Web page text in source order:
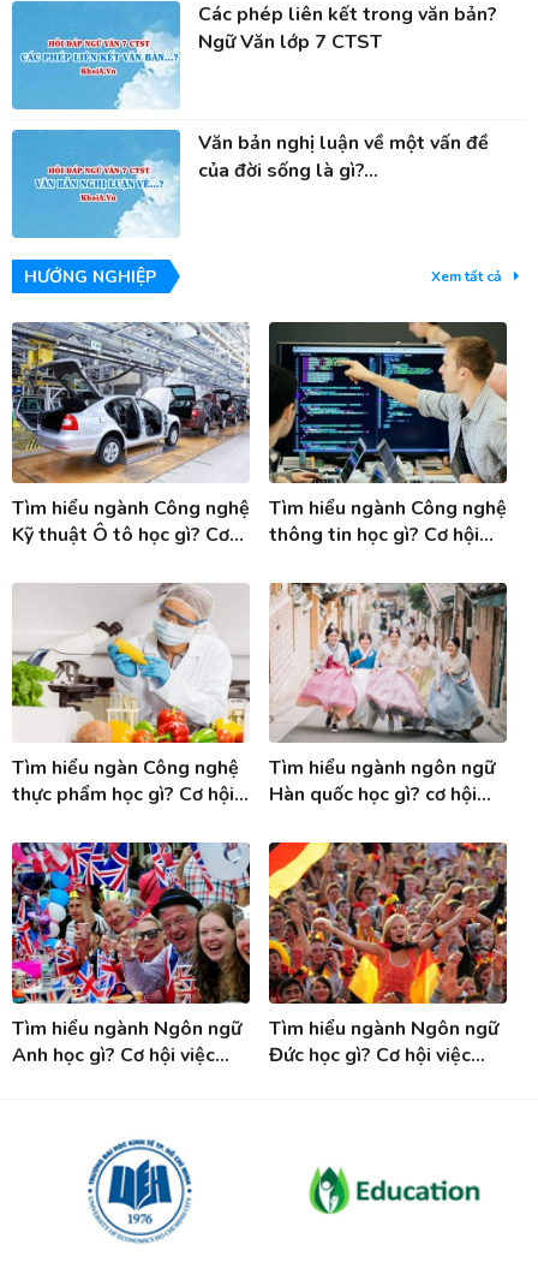
Các phép liên kết trong văn bản?
Ngữ Văn lớp 7 CTST
Văn bản nghị luận về một vấn đề
của đời sống là gì?...
HƯỚNG NGHIỆP Xem tất cả
Tìm hiểu ngành Công nghệ
Kỹ thuật Ô tô học gì? Cơ
nghệ KT ô tô
Tìm hiểu ngành Công nghệ
thông tin học gì? Cơ hội
thông tin
Tìm hiểu ngàn Công nghệ
thực phẩm học gì? Cơ hội
thực phẩm
Tìm hiểu ngành ngôn ngữ
Hàn quốc học gì? cơ hội
ngành Tiếng Hàn
Tìm hiểu ngành Ngôn ngữ
Anh học gì? Cơ hội việc
Tìm hiểu ngành Ngôn ngữ
Đức học gì? Cơ hội việc